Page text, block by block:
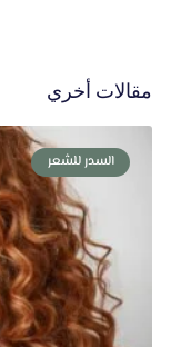
مقالات أخري
السدر للشعر